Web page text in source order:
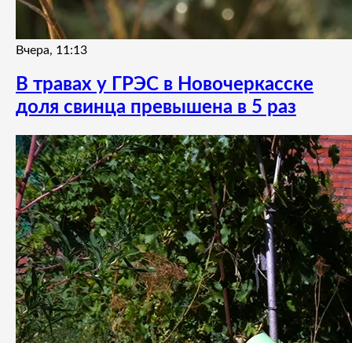
Вчера, 11:13
В травах у ГРЭС в Новочеркасске
доля свинца превышена в 5 раз